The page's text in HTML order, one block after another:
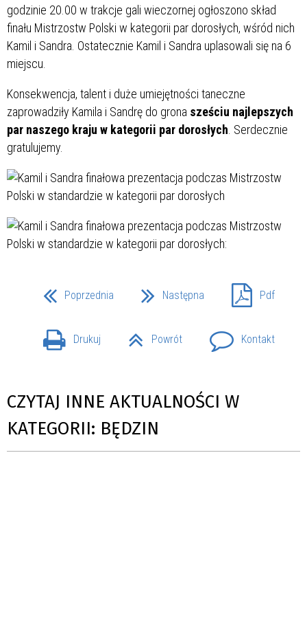
godzinie 20.00 w trakcje gali wieczornej ogłoszono skład
finału Mistrzostw Polski w kategorii par dorosłych, wśród nich
Kamil i Sandra. Ostatecznie Kamil i Sandra uplasowali się na 6
miejscu.
Konsekwencja, talent i duże umiejętności taneczne
zaprowadziły Kamila i Sandrę do grona sześciu najlepszych
par naszego kraju w kategorii par dorosłych . Serdecznie
gratulujemy.
Poprzednia Następna Pdf
Drukuj Powrót Kontakt
CZYTAJ INNE AKTUALNOŚCI W
KATEGORII: BĘDZIN